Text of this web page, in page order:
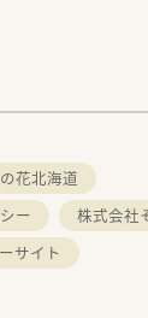
花北海道
ー
株式会社
サイト